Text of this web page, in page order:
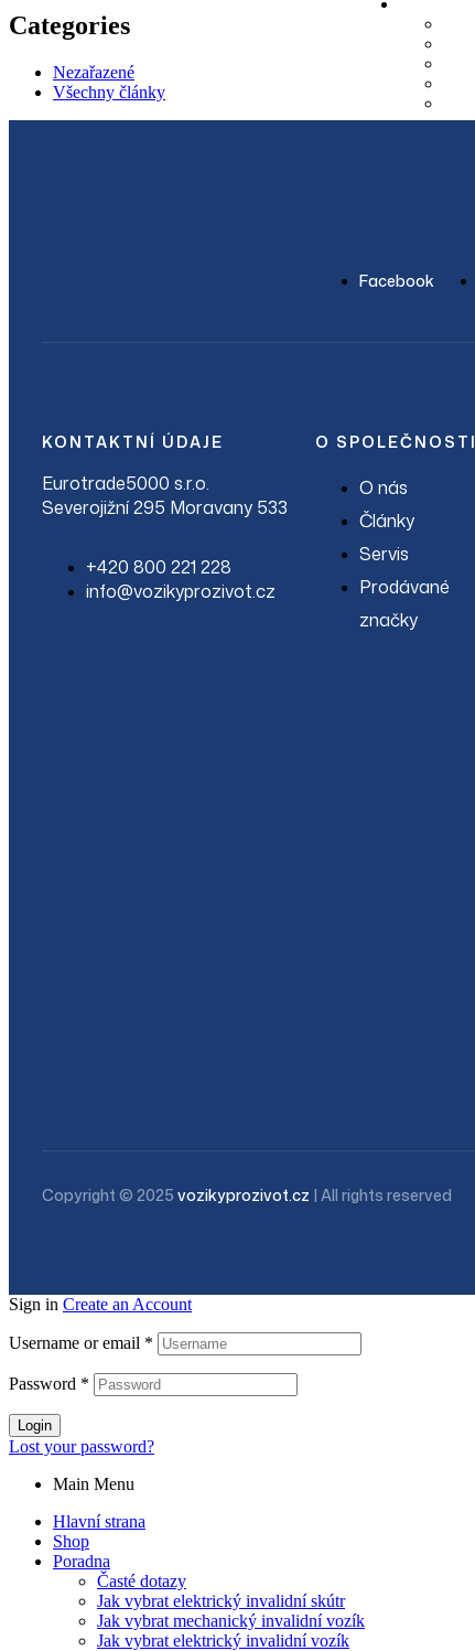
Categories
Nezařazené
Všechny články
Facebook
KONTAKTNÍ ÚDAJE
Eurotrade5000 s.r.o.
Severojižní 295 Moravany 533
+420 800 221 228
info@vozikyprozivot.cz
O SPOLEČNOSTI
O nás
Články
Servis
Prodávané
značky
Copyright © 2025 vozikyprozivot.cz | All rights reserved
Sign in Create an Account
Username or email *
Password *
Login
Lost your password?
Main Menu
Hlavní strana
Shop
Poradna
Časté dotazy
Jak vybrat elektrický invalidní skútr
Jak vybrat mechanický invalidní vozík
Jak vybrat elektrický invalidní vozík